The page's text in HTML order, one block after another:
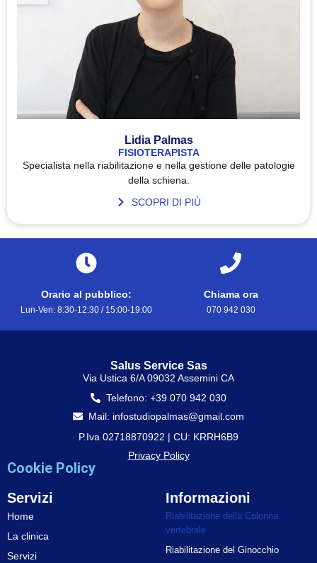
Lidia Palmas
FISIOTERAPISTA
Specialista nella riabilitazione e nella gestione delle patologie
della schiena.
SCOPRI DI PIÙ
Orario al pubblico:
Lun-Ven: 8:30-12:30 / 15:00-19:00
Chiama ora
070 942 030
Salus Service Sas
Via Ustica 6/A 09032 Assemini CA
Telefono: +39 070 942 030
Mail: infostudiopalmas@gmail.com
P.Iva 02718870922 | CU: KRRH6B9
Privacy Policy
Cookie Policy
Servizi
Home
La clinica
Servizi
Informazioni
Riabilitazione della Colonna
vertebrale
Riabilitazione del Ginocchio